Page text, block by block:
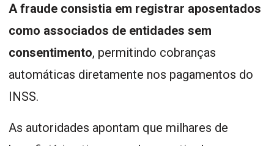
A fraude consistia em registrar aposentados
como associados de entidades sem
consentimento, permitindo cobranças
automáticas diretamente nos pagamentos do
INSS.
As autoridades apontam que milhares de